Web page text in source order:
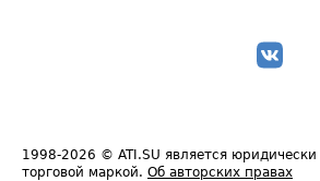
1998-2026 © ATI.SU является
торговой маркой. Об авторских правах